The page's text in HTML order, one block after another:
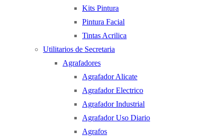
Kits Pintura
Pintura Facial
Tintas Acrilica
Utilitarios de Secretaria
Agrafadores
Agrafador Alicate
Agrafador Electrico
Agrafador Industrial
Agrafador Uso Diario
Agrafos